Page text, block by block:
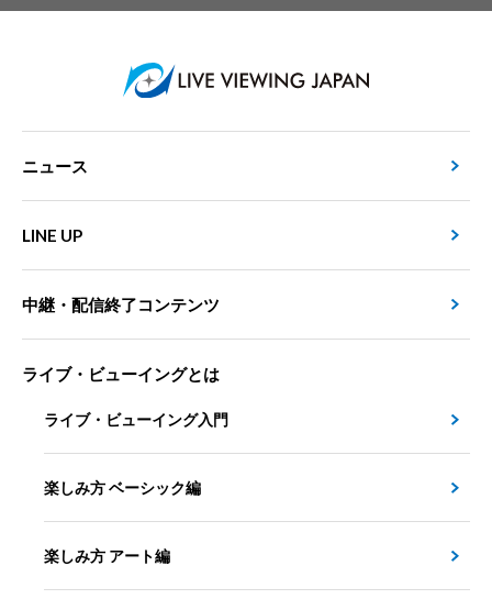
ニュース
LINE UP
中継・配信終了コンテンツ
ライブ・ビューイングとは
ライブ・ビューイング入門
楽しみ方 ベーシック編
楽しみ方 アート編